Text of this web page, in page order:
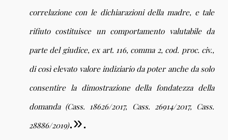
correlazione con le dichiarazioni della madre, e tale
rifiuto costituisce un comportamento valutabile da
parte del giudice, ex art. 116, comma 2, cod. proc. civ.,
di così elevato valore indiziario da poter anche da solo
consentire la dimostrazione della fondatezza della
domanda (Cass. 18626/2017, Cass. 26914/2017, Cass.
28886/2019).».